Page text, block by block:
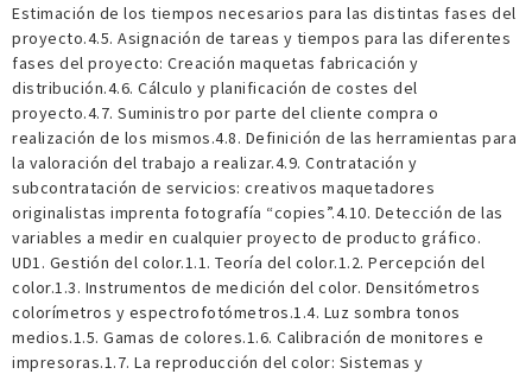
Estimación de los tiempos necesarios para las distintas fases del
proyecto.4.5. Asignación de tareas y tiempos para las diferentes
fases del proyecto: Creación maquetas fabricación y
distribución.4.6. Cálculo y planificación de costes del
proyecto.4.7. Suministro por parte del cliente compra o
realización de los mismos.4.8. Definición de las herramientas para
la valoración del trabajo a realizar.4.9. Contratación y
subcontratación de servicios: creativos maquetadores
originalistas imprenta fotografía “copies”.4.10. Detección de las
variables a medir en cualquier proyecto de producto gráfico.
UD1. Gestión del color.1.1. Teoría del color.1.2. Percepción del
color.1.3. Instrumentos de medición del color. Densitómetros
colorímetros y espectrofotómetros.1.4. Luz sombra tonos
medios.1.5. Gamas de colores.1.6. Calibración de monitores e
impresoras.1.7. La reproducción del color: Sistemas y